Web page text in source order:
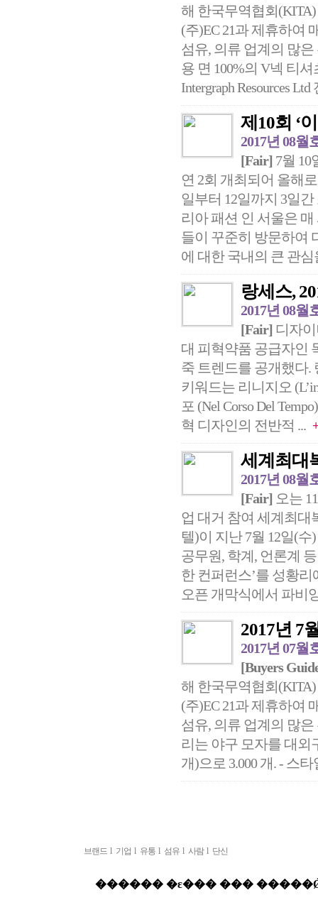
해 한국무역협회
(주)EC 21과 제휴하여
섬유, 의류 업계의 많
용 면 100%의 V넥 티
Intergraph Resources
제10회 ‘
2017년 08월
[Fair] 7월 10
연 2회 개최되어 올해
일부터 12일까지 3일
리아 패션 인 서울은
들이 꾸준히 방문하여
에 대한 국내의 큰 관
랑세스,
2017년 08월
[Fair] 디자
대 피혁약품 공급자인
죽 트렌드를 공개했다.
키워드는 리니지오
포 (Nel Corso Del
혁 디자인의 전반적 ...
세계최대
2017년 08월
[Fair] 오는
업 대거 참여 세계최대
텔)이 지난 7월 12일(
공무원, 학계, 언론계
한 컨퍼런스’를 성황
오픈 개막식에서 파비
2017년 7
2017년 07월
[Buyers
해 한국무역협회
(주)EC 21과 제휴하여
섬유, 의류 업계의 많
리는 야구 모자를 대외
개)으로 3.000 개. - 스타
브랜드 l 기업 l 유통 l 섬유 l 사람l 단신